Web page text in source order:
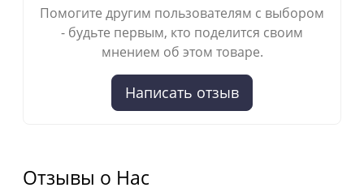
Помогите другим пользователям с выбором
- будьте первым, кто поделится своим
мнением об этом товаре.
Написать отзыв
Отзывы о Нас